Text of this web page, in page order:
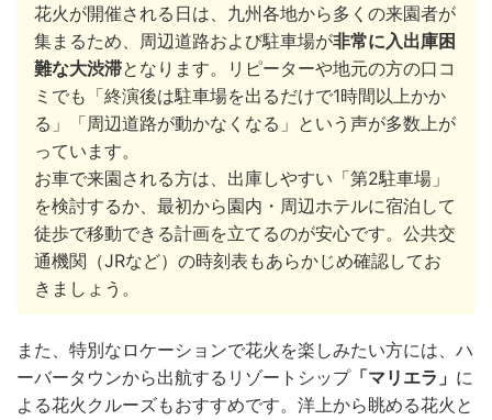
花火が開催される日は、九州各地から多くの来園者が
集まるため、周辺道路および駐車場が非常に入出庫困
難な大渋滞となります。リピーターや地元の方の口コ
ミでも「終演後は駐車場を出るだけで1時間以上かか
る」「周辺道路が動かなくなる」という声が多数上が
っています。
お車で来園される方は、出庫しやすい「第2駐車場」
を検討するか、最初から園内・周辺ホテルに宿泊して
徒歩で移動できる計画を立てるのが安心です。公共交
通機関（JRなど）の時刻表もあらかじめ確認してお
きましょう。
また、特別なロケーションで花火を楽しみたい方には、ハ
ーバータウンから出航するリゾートシップ「マリエラ」 に
よる花火クルーズもおすすめです。洋上から眺める花火と